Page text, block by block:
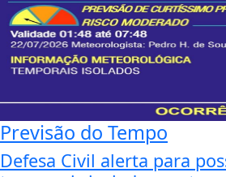
Previsão do Tempo
Defesa Civil alerta para